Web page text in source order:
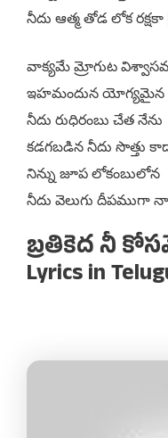
నీదు ఆత్మ తోడ లోక రక్షకా
వాక్యమే మ్రోగుట
ఇహమందున యోగ్యమైన
నీదు రుధిరంబు చేత నేను
కడగబడిన నీదు సొత్తు
నిన్ను జూప లోకంబులోన
నీదు వెలుగు దీపముగా
బ్రతికెద నీ
Lyrics in